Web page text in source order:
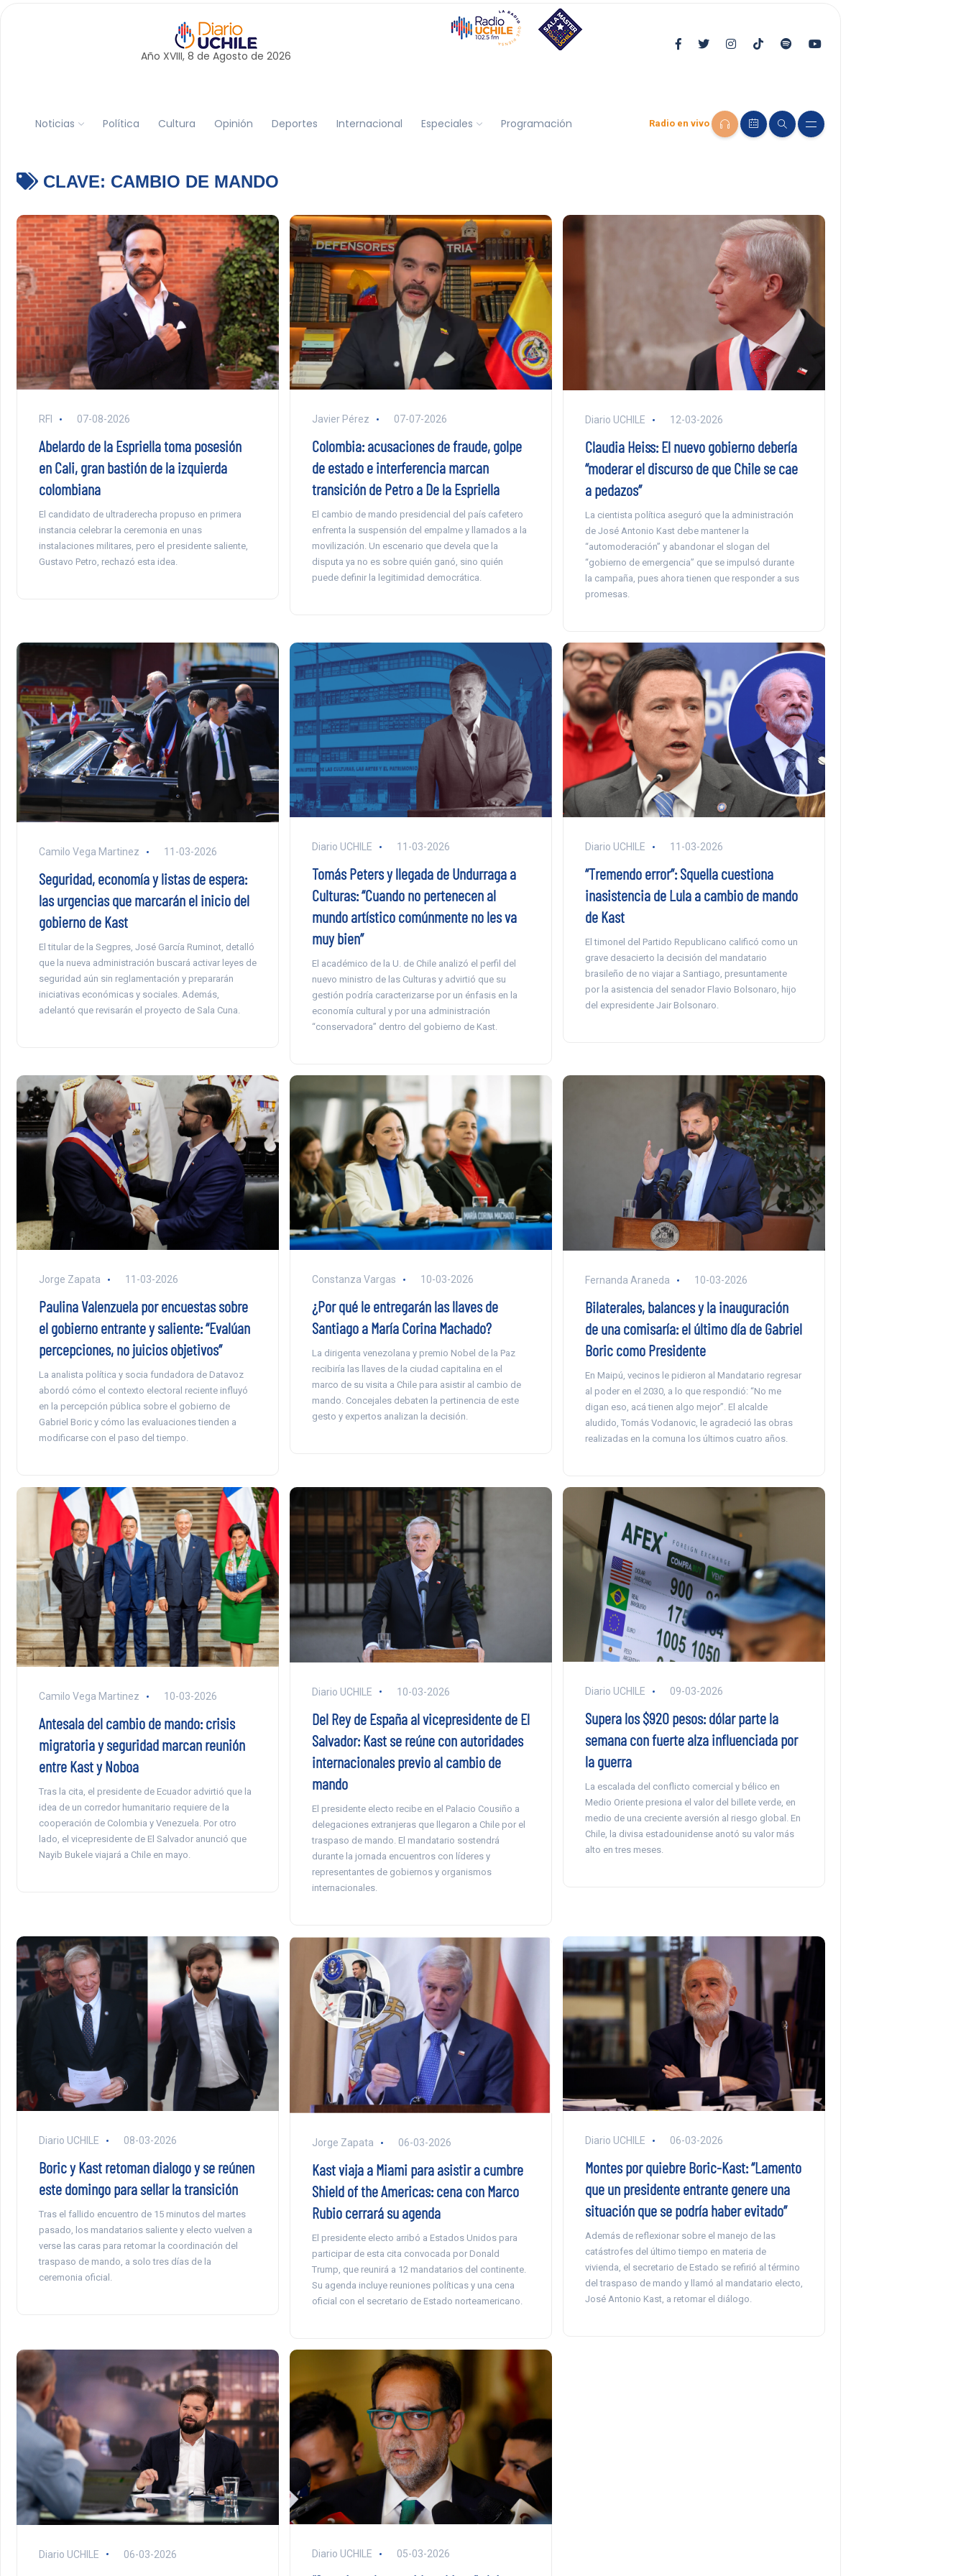
Año XVIII, 8 de Agosto de 2026
Noticias Política Cultura Opinión Deportes Internacional Especiales Programación Radio en vivo
CLAVE: CAMBIO DE MANDO
RFI 07-08-2026
Abelardo de la Espriella toma posesión
en Cali, gran bastión de la izquierda
colombiana
El candidato de ultraderecha propuso en primera
instancia celebrar la ceremonia en unas
instalaciones militares, pero el presidente saliente,
Gustavo Petro, rechazó esta idea.
Javier Pérez 07-07-2026
Colombia: acusaciones de fraude, golpe
de estado e interferencia marcan
transición de Petro a De la Espriella
El cambio de mando presidencial del país cafetero
enfrenta la suspensión del empalme y llamados a la
movilización. Un escenario que devela que la
disputa ya no es sobre quién ganó, sino quién
puede definir la legitimidad democrática.
Diario UCHILE 12-03-2026
Claudia Heiss: El nuevo gobierno debería
“moderar el discurso de que Chile se cae
a pedazos”
La cientista política aseguró que la administración
de José Antonio Kast debe mantener la
“automoderación” y abandonar el slogan del
“gobierno de emergencia” que se impulsó durante
la campaña, pues ahora tienen que responder a sus
promesas.
Camilo Vega Martinez 11-03-2026
Seguridad, economía y listas de espera:
las urgencias que marcarán el inicio del
gobierno de Kast
El titular de la Segpres, José García Ruminot, detalló
que la nueva administración buscará activar leyes de
seguridad aún sin reglamentación y prepararán
iniciativas económicas y sociales. Además,
adelantó que revisarán el proyecto de Sala Cuna.
Diario UCHILE 11-03-2026
Tomás Peters y llegada de Undurraga a
Culturas: “Cuando no pertenecen al
mundo artístico comúnmente no les va
muy bien”
El académico de la U. de Chile analizó el perfil del
nuevo ministro de las Culturas y advirtió que su
gestión podría caracterizarse por un énfasis en la
economía cultural y por una administración
“conservadora” dentro del gobierno de Kast.
Diario UCHILE 11-03-2026
“Tremendo error”: Squella cuestiona
inasistencia de Lula a cambio de mando
de Kast
El timonel del Partido Republicano calificó como un
grave desacierto la decisión del mandatario
brasileño de no viajar a Santiago, presuntamente
por la asistencia del senador Flavio Bolsonaro, hijo
del expresidente Jair Bolsonaro.
Jorge Zapata 11-03-2026
Paulina Valenzuela por encuestas sobre
el gobierno entrante y saliente: “Evalúan
percepciones, no juicios objetivos”
La analista política y socia fundadora de Datavoz
abordó cómo el contexto electoral reciente influyó
en la percepción pública sobre el gobierno de
Gabriel Boric y cómo las evaluaciones tienden a
modificarse con el paso del tiempo.
Constanza Vargas 10-03-2026
¿Por qué le entregarán las llaves de
Santiago a María Corina Machado?
La dirigenta venezolana y premio Nobel de la Paz
recibiría las llaves de la ciudad capitalina en el
marco de su visita a Chile para asistir al cambio de
mando. Concejales debaten la pertinencia de este
gesto y expertos analizan la decisión.
Fernanda Araneda 10-03-2026
Bilaterales, balances y la inauguración
de una comisaría: el último día de Gabriel
Boric como Presidente
En Maipú, vecinos le pidieron al Mandatario regresar
al poder en el 2030, a lo que respondió: “No me
digan eso, acá tienen algo mejor”. El alcalde
aludido, Tomás Vodanovic, le agradeció las obras
realizadas en la comuna los últimos cuatro años.
Camilo Vega Martinez 10-03-2026
Antesala del cambio de mando: crisis
migratoria y seguridad marcan reunión
entre Kast y Noboa
Tras la cita, el presidente de Ecuador advirtió que la
idea de un corredor humanitario requiere de la
cooperación de Colombia y Venezuela. Por otro
lado, el vicepresidente de El Salvador anunció que
Nayib Bukele viajará a Chile en mayo.
Diario UCHILE 10-03-2026
Del Rey de España al vicepresidente de El
Salvador: Kast se reúne con autoridades
internacionales previo al cambio de
mando
El presidente electo recibe en el Palacio Cousiño a
delegaciones extranjeras que llegaron a Chile por el
traspaso de mando. El mandatario sostendrá
durante la jornada encuentros con líderes y
representantes de gobiernos y organismos
internacionales.
Diario UCHILE 09-03-2026
Supera los $920 pesos: dólar parte la
semana con fuerte alza influenciada por
la guerra
La escalada del conflicto comercial y bélico en
Medio Oriente presiona el valor del billete verde, en
medio de una creciente aversión al riesgo global. En
Chile, la divisa estadounidense anotó su valor más
alto en tres meses.
Diario UCHILE 08-03-2026
Boric y Kast retoman dialogo y se reúnen
este domingo para sellar la transición
Tras el fallido encuentro de 15 minutos del martes
pasado, los mandatarios saliente y electo vuelven a
verse las caras para retomar la coordinación del
traspaso de mando, a solo tres días de la
ceremonia oficial.
Jorge Zapata 06-03-2026
Kast viaja a Miami para asistir a cumbre
Shield of the Americas: cena con Marco
Rubio cerrará su agenda
El presidente electo arribó a Estados Unidos para
participar de esta cita convocada por Donald
Trump, que reunirá a 12 mandatarios del continente.
Su agenda incluye reuniones políticas y una cena
oficial con el secretario de Estado norteamericano.
Diario UCHILE 06-03-2026
Montes por quiebre Boric-Kast: “Lamento
que un presidente entrante genere una
situación que se podría haber evitado”
Además de reflexionar sobre el manejo de las
catástrofes del último tiempo en materia de
vivienda, el secretario de Estado se refirió al término
del traspaso de mando y llamó al mandatario electo,
José Antonio Kast, a retomar el diálogo.
Diario UCHILE 06-03-2026 Diario UCHILE 05-03-2026